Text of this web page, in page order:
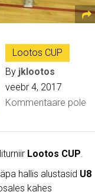
Lootos CUP
By jklootos
veebr 4, 2017
Kommentaare pole
Lootos CUP.
hallis alustasid U8
kahes